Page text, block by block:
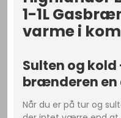
1-1L
varme i
Sulten og
brænderen en
Når du er på tur og